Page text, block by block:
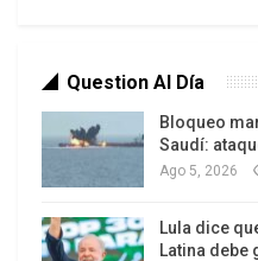
Question Al Día
Bloqueo
Saudí:
Ago 5, 2026
Lula dice
Latina debe